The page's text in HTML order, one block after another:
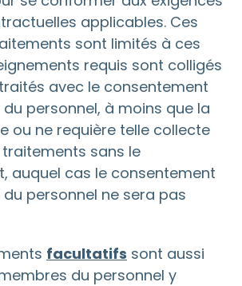
applicables. Ces
sont limités à ces
requis sont colligés
avec le consentement
personnel, à moins que la
ou ne requière telle collecte
sans le
auquel cas le consentement
personnel ne sera pas
facultatifs sont aussi
du personnel y